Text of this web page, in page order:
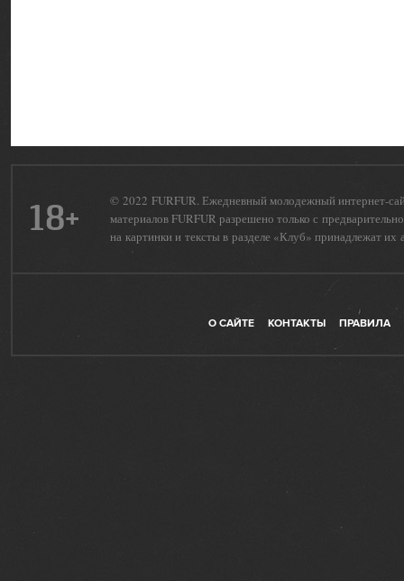
18+
© 2022 FURFUR. Ежедневный молодежный интернет-
материалов FURFUR разрешено только с
на картинки и тексты в разделе «Клуб» принадлежат их
О САЙТЕ КОНТАКТЫ ПРАВИЛА